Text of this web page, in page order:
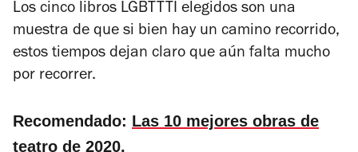
Los cinco libros LGBTTTI elegidos son una
muestra de que si bien hay un camino recorrido,
estos tiempos dejan claro que aún falta mucho
por recorrer.
Recomendado: Las 10 mejores obras de
teatro de 2020.